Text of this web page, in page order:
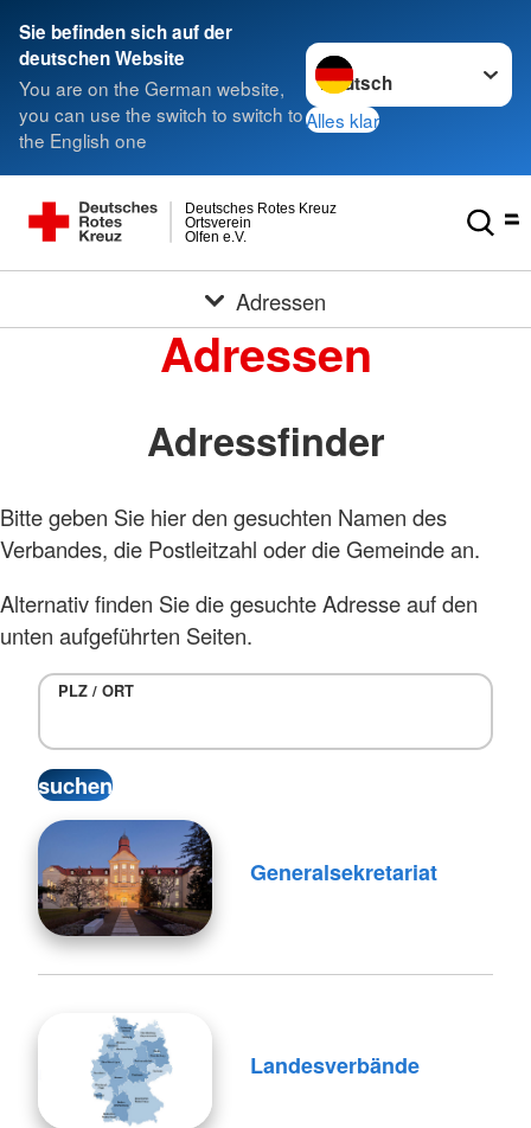
Sie befinden sich auf der
deutschen Website
You are on the German website,
you can use the switch to switch to
the English one
Sprache wechseln zu
Alles klar
Olfen e.V.
Ortsverein
Deutsches Rotes Kreuz
Adressen
Adressen
Adressfinder
Bitte geben Sie hier den gesuchten Namen des
Verbandes, die Postleitzahl oder die Gemeinde an.
Alternativ finden Sie die gesuchte Adresse auf den
unten aufgeführten Seiten.
PLZ / ORT
Generalsekretariat
Landesverbände